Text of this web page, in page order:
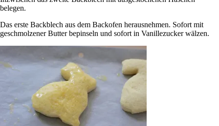
belegen.
Das erste Backblech aus dem Backofen herausnehmen. Sofort mit
geschmolzener Butter bepinseln und sofort in Vanillezucker wälzen.